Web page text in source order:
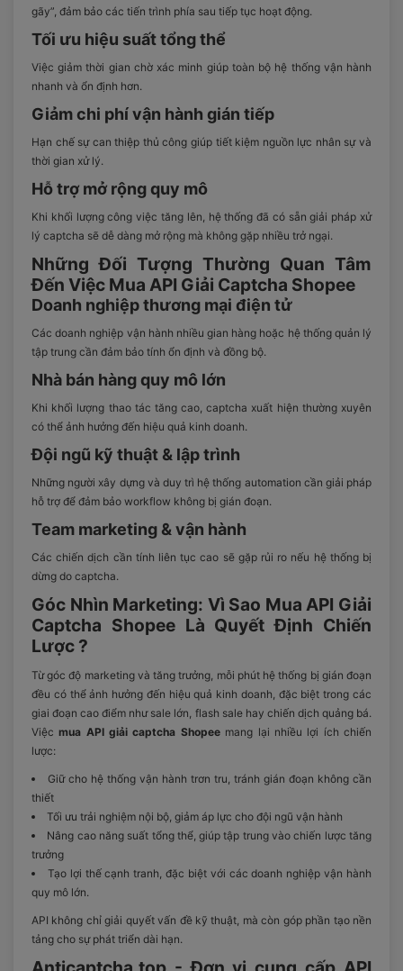
gãy”, đảm bảo các tiến trình phía sau tiếp tục hoạt động.
Tối ưu hiệu suất tổng thể
Việc giảm thời gian chờ xác minh giúp toàn bộ hệ thống vận hành
nhanh và ổn định hơn.
Giảm chi phí vận hành gián tiếp
Hạn chế sự can thiệp thủ công giúp tiết kiệm nguồn lực nhân sự và
thời gian xử lý.
Hỗ trợ mở rộng quy mô
Khi khối lượng công việc tăng lên, hệ thống đã có sẵn giải pháp xử
lý captcha sẽ dễ dàng mở rộng mà không gặp nhiều trở ngại.
Những Đối Tượng Thường Quan Tâm
Đến Việc Mua API Giải Captcha Shopee
Doanh nghiệp thương mại điện tử
Các doanh nghiệp vận hành nhiều gian hàng hoặc hệ thống quản lý
tập trung cần đảm bảo tính ổn định và đồng bộ.
Nhà bán hàng quy mô lớn
Khi khối lượng thao tác tăng cao, captcha xuất hiện thường xuyên
có thể ảnh hưởng đến hiệu quả kinh doanh.
Đội ngũ kỹ thuật & lập trình
Những người xây dựng và duy trì hệ thống automation cần giải pháp
hỗ trợ để đảm bảo workflow không bị gián đoạn.
Team marketing & vận hành
Các chiến dịch cần tính liên tục cao sẽ gặp rủi ro nếu hệ thống bị
dừng do captcha.
Góc Nhìn Marketing: Vì Sao Mua API Giải
Captcha Shopee Là Quyết Định Chiến
Lược ?
Từ góc độ marketing và tăng trưởng, mỗi phút hệ thống bị gián đoạn
đều có thể ảnh hưởng đến hiệu quả kinh doanh, đặc biệt trong các
giai đoạn cao điểm như sale lớn, flash sale hay chiến dịch quảng bá.
Việcmua API giải captcha Shopeemang lại nhiều lợi ích chiến
lược:
Giữ cho hệ thống vận hành trơn tru, tránh gián đoạn không cần
thiết
Tối ưu trải nghiệm nội bộ, giảm áp lực cho đội ngũ vận hành
Nâng cao năng suất tổng thể, giúp tập trung vào chiến lược tăng
trưởng
Tạo lợi thế cạnh tranh, đặc biệt với các doanh nghiệp vận hành
quy mô lớn.
API không chỉ giải quyết vấn đề kỹ thuật, mà còn góp phần tạo nền
tảng cho sự phát triển dài hạn.